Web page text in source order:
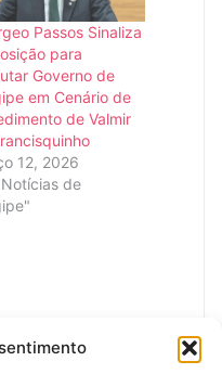
Passos Sinaliza
para
Governo de
em Cenário de
de Valmir
12, 2026
de